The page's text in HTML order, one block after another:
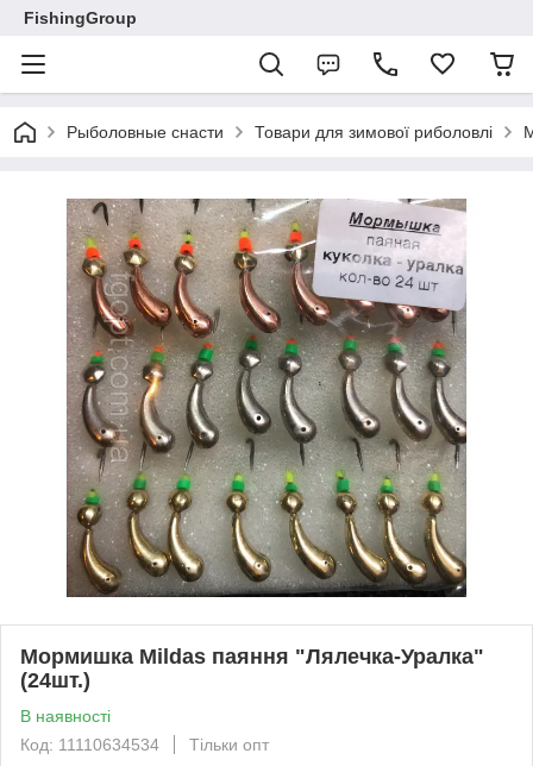
FishingGroup
Рыболовные снасти Товари для зимової риболовлі
Мормишка Mildas паяння "Лялечка-Уралка"
(24шт.)
В наявності
Код: 11110634534
Тільки опт